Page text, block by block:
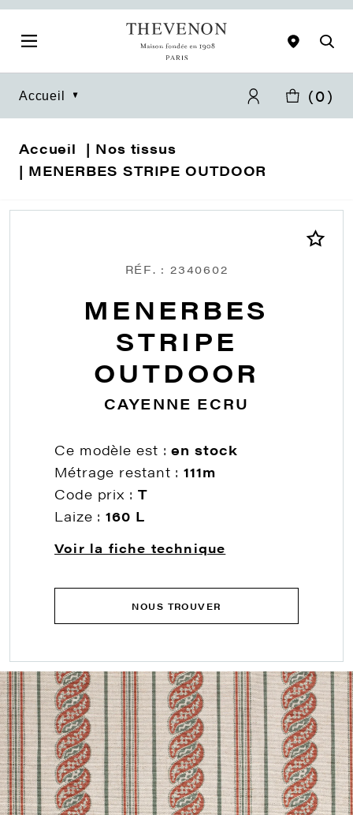
Accueil (0)
Accueil
Nos tissus
MENERBES STRIPE OUTDOOR
RÉF. : 2340602
MENERBES
STRIPE
OUTDOOR
CAYENNE ECRU
Ce modèle est :en stock
Métrage restant :111m
Code prix : T
Laize :160 L
Voir la fiche technique
NOUS TROUVER